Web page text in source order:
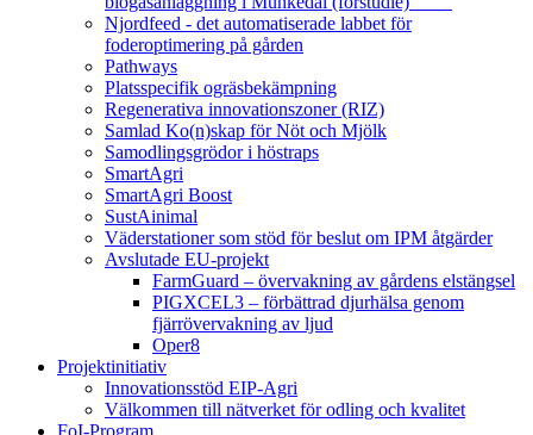
Njordfeed - det automatiserade labbet för
foderoptimering på gården
Pathways
Platsspecifik ogräsbekämpning
Regenerativa innovationszoner (RIZ)
Samlad Ko(n)skap för Nöt och Mjölk
Samodlingsgrödor i höstraps
SmartAgri
SmartAgri Boost
SustAinimal
Väderstationer som stöd för beslut om IPM åtgärder
Avslutade EU-projekt
FarmGuard – övervakning av gårdens elstängsel
PIGXCEL3 – förbättrad djurhälsa genom
fjärrövervakning av ljud
Oper8
Projektinitiativ
Innovationsstöd EIP-Agri
Välkommen till nätverket för odling och kvalitet
FoI-Program